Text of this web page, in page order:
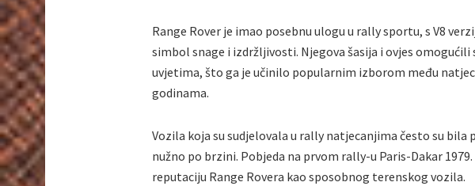
Range Rover je imao posebnu ulogu u rally sportu, s V8
simbol snage i izdržljivosti. Njegova šasija i ovjes omogućili
uvjetima, što ga je učinilo popularnim izborom među
godinama.
Vozila koja su sudjelovala u rally natjecanjima često su
nužno po brzini. Pobjeda na prvom rally-u Paris-Dakar
reputaciju Range Rovera kao sposobnog terenskog vozila.